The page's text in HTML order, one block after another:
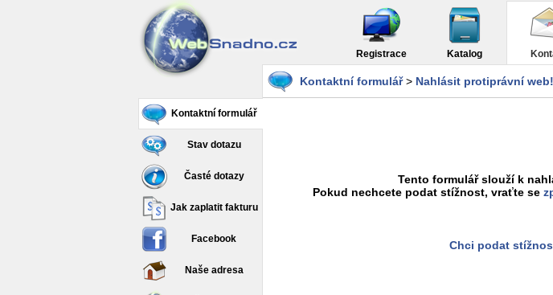
Registrace Katalog
Kontaktní formulář
Stav dotazu
Časté dotazy
Jak zaplatit fakturu
Facebook
Naše adresa
Kontaktní formulář> Nahlásit protiprávní web!
Tento formulář slouží k
Pokud nechcete podat stížnost, vraťte se
Chci podat